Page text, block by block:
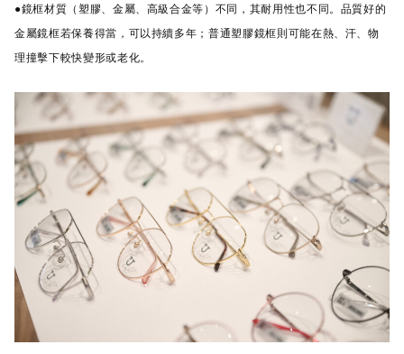
●鏡框材質（塑膠、金屬、高級合金等）不同，其耐用性也不同。品質好的
金屬鏡框若保養得當，可以持續多年；普通塑膠鏡框則可能在熱、汗、物
理撞擊下較快變形或老化。